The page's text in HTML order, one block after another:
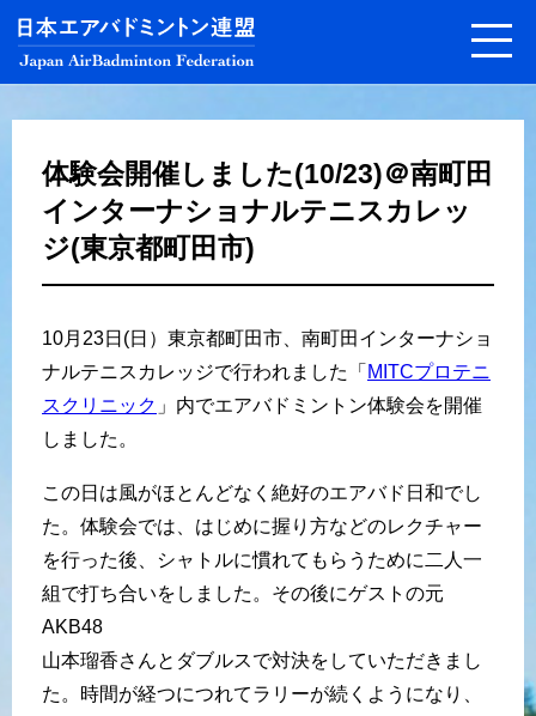
体験会開催しました(10/23)＠南町田
インターナショナルテニスカレッ
ジ(東京都町田市)
10月23日(日）東京都町田市、南町田インターナショ
ナルテニスカレッジで行われました「 MITCプロテニ
スクリニック 」内でエアバドミントン体験会を開催
しました。
この日は風がほとんどなく絶好のエアバド日和でし
た。体験会では、はじめに握り方などのレクチャー
を行った後、シャトルに慣れてもらうために二人一
組で打ち合いをしました。その後にゲストの元
AKB48
山本瑠香さんとダブルスで対決をしていただきまし
た。時間が経つにつれてラリーが続くようになり、